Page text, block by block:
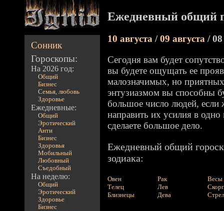
Сонник
Гороскопы:
На 2026 год:
Общий
Бизнес
Семья, любовь
Здоровье
Ежедневные:
Общий
Эротический
Анти
Бизнес
Здоровья
Мобильный
Любовный
Съедобный
На неделю:
Общий
Эротический
Здоровье
Бизнес
Ежедневный общий
10 августа /09 августа /
Сегодня вам будет
вы будете ощущать ее
малозначимых, но
энтузиазмом вы способны
большое число людей, если
направить их усилия в
сделаете большое дело.
Ежедневный общий
зодиака:
Овен
Телец
Близнецы
Рак
Лев
Дева
Весы